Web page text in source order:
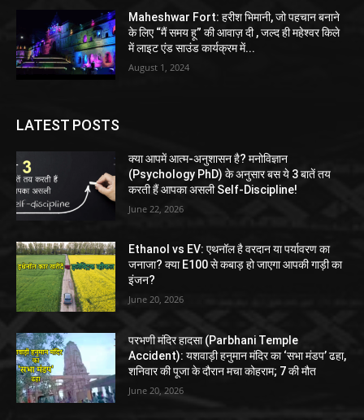
Maheshwar Fort: हरीश भिमानी, जो पहचान बनाने
के लिए “मैं समय हू” की आवाज़ दी , जल्द ही महेश्वर किले
में लाइट एंड साउंड कार्यक्रम में...
August 1, 2024
LATEST POSTS
क्या आपमें आत्म-अनुशासन है? मनोविज्ञान
(Psychology PhD) के अनुसार बस ये 3 बातें तय
करती हैं आपका असली Self-Discipline!
June 22, 2026
Ethanol vs EV: एथनॉल है वरदान या पर्यावरण का
जनाजा? क्या E100 से कबाड़ हो जाएगा आपकी गाड़ी का
इंजन?
June 20, 2026
परभणी मंदिर हादसा (Parbhani Temple
Accident): यशवाड़ी हनुमान मंदिर का ‘सभा मंडप’ ढहा,
शनिवार की पूजा के दौरान मचा कोहराम; 7 की मौत
June 20, 2026